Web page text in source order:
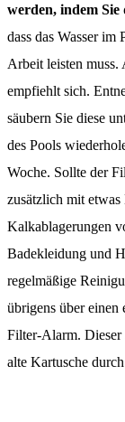
werden, indem Sie
dass das Wasser im
Arbeit leisten muss.
empfiehlt sich.
säubern Sie diese
des Pools
Woche. Sollte der
zusätzlich mit
Kalkablagerungen
Badekleidung und
regelmäßige
übrigens über einen
Filter-Alarm. Dieser
alte Kartusche